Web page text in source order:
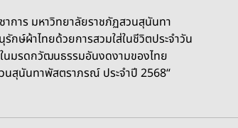
าชภัฏสวนสุนันทา
วมใส่ในชีวิตประจำวัน
งดงามของไทย
ณ์ ประจำปี 2568“